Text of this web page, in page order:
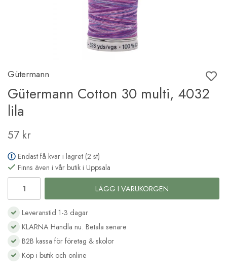
Gütermann
Gütermann Cotton 30 multi, 4032
lila
57 kr
Endast få kvar i lagret (2 st)
Finns även i vår butik i Uppsala
LÄGG I VARUKORGEN
Leveranstid 1-3 dagar
KLARNA Handla nu. Betala senare
B2B kassa för företag & skolor
Köp i butik och online